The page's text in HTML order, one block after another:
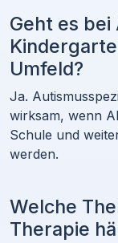
Geht es bei
Umfeld?
Ja.
wirksam, wenn
Schule und
werden.
Welche
Therapie